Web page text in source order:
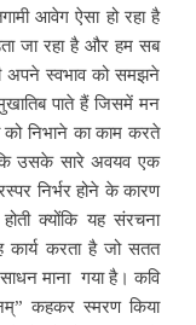
आवेग ऐसा हो रहा है
जा रहा है और हम सब
अपने स्वभाव को समझने
पाते हैं जिसमें मन
निभाने का काम करते
उसके सारे अवयव एक
निर्भर होने के कारण
क्योंकि यह संरचना
करता है जो सतत
माना गया है। कवि
कहकर स्मरण किया